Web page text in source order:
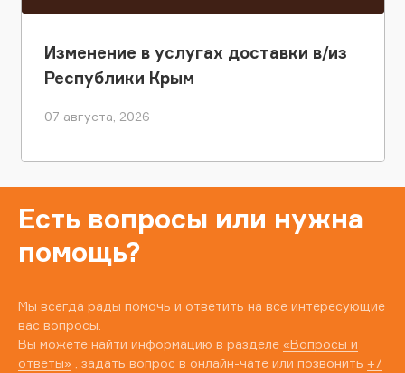
Изменение в услугах доставки в/из
Республики Крым
07 августа, 2026
Есть вопросы или нужна
помощь?
Мы всегда рады помочь и ответить на все интересующие
вас вопросы.
Вы можете найти информацию в разделе «Вопросы и
ответы» , задать вопрос в онлайн-чате или позвонить +7